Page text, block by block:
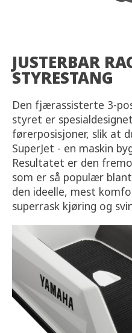
JUSTERBAR
STYRESTANG
Den fjærassisterte 3-
styret er
førerposisjoner, slik at
SuperJet - en maskin
Resultatet er den
som er så populær
den ideelle, mest
superrask kjøring og